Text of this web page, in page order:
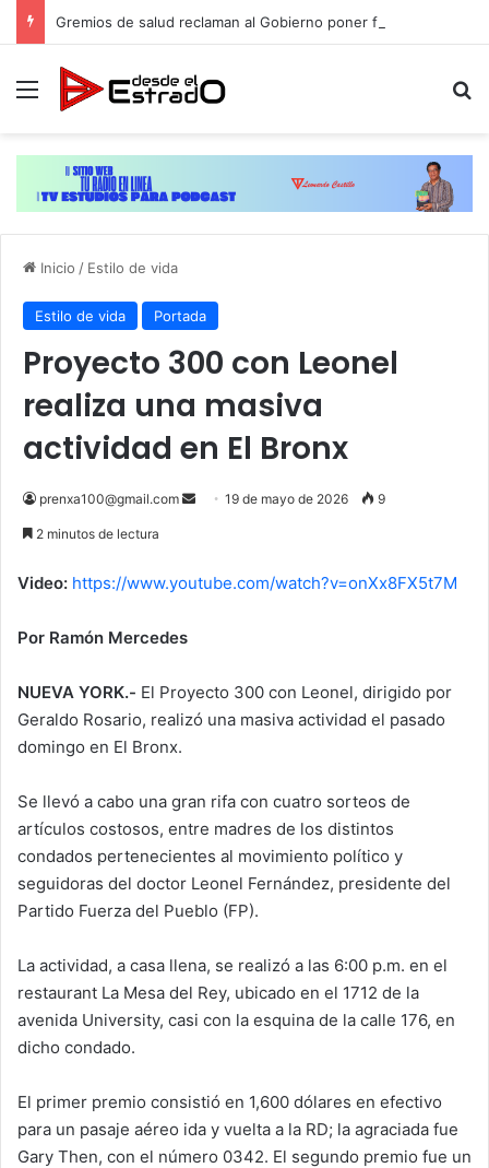
Menú
Inicio / Estilo de vida
Estilo de vida Portada
Proyecto 300 con Leonel
realiza una masiva
actividad en El Bronx
prenxa100@gmail.com
Send19 de mayo de 2026 9
2 minutos de lectura
Video: https://www.youtube.com/watch?v=onXx8FX5t7M
Por Ramón Mercedes
NUEVA YORK.- El Proyecto 300 con Leonel, dirigido por
Geraldo Rosario, realizó una masiva actividad el pasado
domingo en El Bronx.
Se llevó a cabo una gran rifa con cuatro sorteos de
artículos costosos, entre madres de los distintos
condados pertenecientes al movimiento político y
seguidoras del doctor Leonel Fernández, presidente del
Partido Fuerza del Pueblo (FP).
La actividad, a casa llena, se realizó a las 6:00 p.m. en el
restaurant La Mesa del Rey, ubicado en el 1712 de la
avenida University, casi con la esquina de la calle 176, en
dicho condado.
El primer premio consistió en 1,600 dólares en efectivo
para un pasaje aéreo ida y vuelta a la RD; la agraciada fue
Gary Then, con el número 0342. El segundo premio fue un